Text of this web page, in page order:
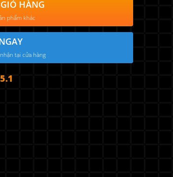
HÀNG
phẩm khác
tại cửa hàng